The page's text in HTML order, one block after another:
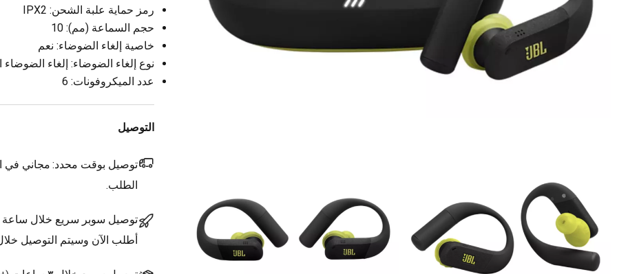
رمز حماية علبة الشحن: IPX2
حجم السماعة (مم): 10
خاصية إلغاء الضوضاء: نعم
نوع إلغاء الضوضاء: إلغاء الضوضاء
عدد الميكروفونات: 6
التوصيل
توصيل بوقت محدد: مجاني في
الطلب.
توصيل سوبر سريع خلال ساعة
أطلب الآن وسيتم التوصيل